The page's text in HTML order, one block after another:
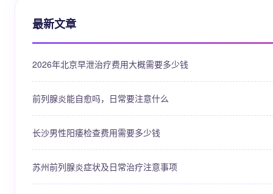
最新文章
2026年北京早泄治疗费用大概需要多少钱
前列腺炎能自愈吗，日常要注意什么
长沙男性阳痿检查费用需要多少钱
苏州前列腺炎症状及日常治疗注意事项